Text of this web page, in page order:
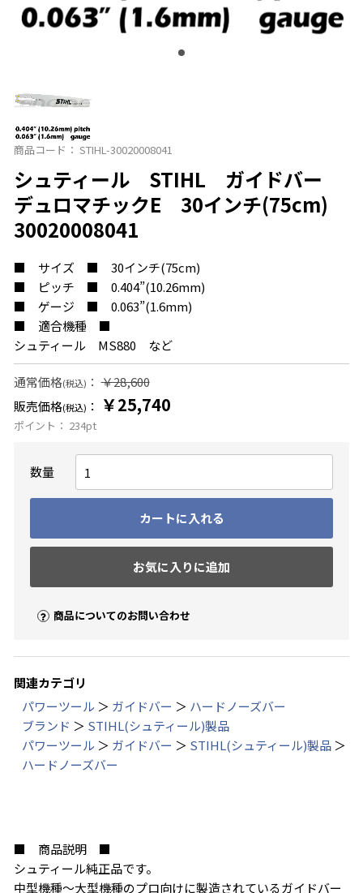
商品コード： STIHL-30020008041
シュティール STIHL ガイドバー
デュロマチックE 30インチ(75cm)
30020008041
■ サイズ ■ 30インチ(75cm)
■ ピッチ ■ 0.404”(10.26mm)
■ ゲージ ■ 0.063”(1.6mm)
■ 適合機種 ■
シュティール MS880 など
通常価格(税込) ：￥28,600
販売価格(税込) ： ￥25,740
ポイント： 234pt
数量
カートに入れる
お気に入りに追加
商品についてのお問い合わせ
関連カテゴリ
パワーツール ＞ ガイドバー ＞ ハードノーズバー
ブランド ＞ STIHL(シュティール)製品
パワーツール ＞ ガイドバー ＞ STIHL(シュティール)製品 ＞
ハードノーズバー
■ 商品説明 ■
シュティール純正品です。
中型機種〜大型機種のプロ向けに製造されているガイドバー